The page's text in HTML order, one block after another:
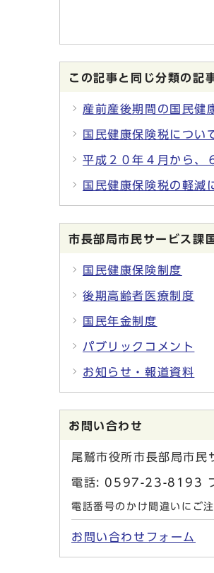
この記事と同じ分類の記
産前産後期間の国民健
国民健康保険税につい
平成２０年４月から、
国民健康保険税の軽減
市長部局市民サービス課
国民健康保険制度
後期高齢者医療制度
国民年金制度
パブリックコメント
お知らせ・報道資料
お問い合わせ
尾鷲市役所市長部局市民
電話: 0597-23-8193
電話番号のかけ間違いにご
お問い合わせフォーム